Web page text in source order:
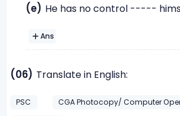
(e) He has no control -----
Ans
(06) Translate in English:
PSC CGA Photocopy/ Computer